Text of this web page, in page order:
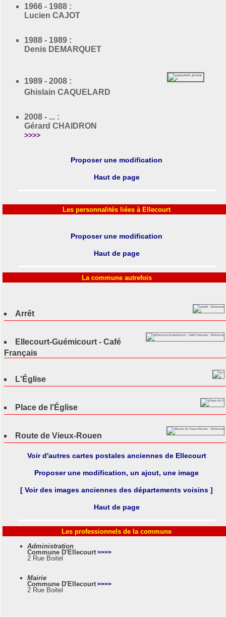
1966 - 1988 :
Lucien CAJOT
1988 - 1989 :
Denis DEMARQUET
1989 - 2008 :
Ghislain CAQUELARD
2008 - ... :
Gérard CHAIDRON
>>>>
Proposer une modification
Haut de page
Les personnalités liées à Ellecourt
Proposer une modification
Haut de page
La commune autrefois
Arrêt
Ellecourt-Guémicourt - Café
Français
L'Église
Place de l'Église
Route de Vieux-Rouen
Voir d'autres cartes postales anciennes de Ellecourt
Proposer une modification, un ajout, une image
[ Voir des images anciennes des départements voisins ]
Haut de page
Les professionnels de la commune
Administration
Commune D'Ellecourt >>>>
2 Rue Boitel
Mairie
Commune D'Ellecourt >>>>
2 Rue Boitel